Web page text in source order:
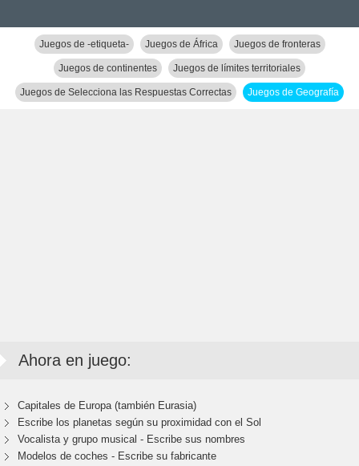
Juegos de -etiqueta- Juegos de África Juegos de fronteras
Juegos de continentes Juegos de límites territoriales
Juegos de Selecciona las Respuestas Correctas Juegos de Geografía
Ahora en juego:
Capitales de Europa (también Eurasia)
Escribe los planetas según su proximidad con el Sol
Vocalista y grupo musical - Escribe sus nombres
Modelos de coches - Escribe su fabricante